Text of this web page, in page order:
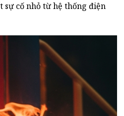
sự cố nhỏ từ hệ thống điện